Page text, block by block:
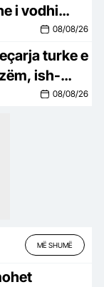
i vodhi
për
për…
08/08/26
turke e
ish-
kundër08/08/26
MË SHUMË